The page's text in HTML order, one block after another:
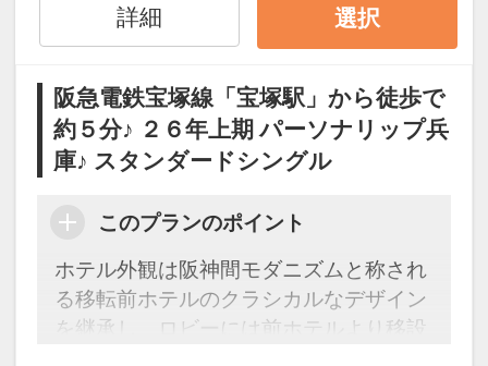
レイと共に。
・シャンプー
・ボディソープ
・ハンドソープ
電車をご利用のお客様
・JR 宝塚線「宝塚駅」徒歩約7分
お車をご利用のお客様
・中国自動車道「宝塚IC」約10分
詳細 選択
阪急電鉄宝塚線「宝塚駅」から徒歩で
約５分♪ ２６年上期 パーソナリップ兵
庫♪ スタンダードシングル
このプランのポイント
ホテル外観は阪神間モダニズムと称され
る移転前ホテルのクラシカルなデザイン
を継承し、ロビーには前ホテルより移設